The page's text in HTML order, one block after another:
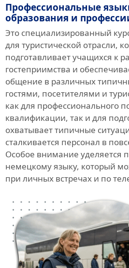
Профессиональные
образования и
Это специализированный
для туристической отрасли,
подготавливает учащихся к
гостеприимства и
общение в различных
гостями, посетителями и
как для профессионального
квалификации, так и для
охватывает типичные
сталкивается персонал в
Особое внимание уделяется
немецкому языку, который
при личных встречах и по